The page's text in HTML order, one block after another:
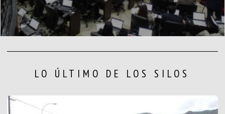
LO ÚLTIMO DE LOS SILOS